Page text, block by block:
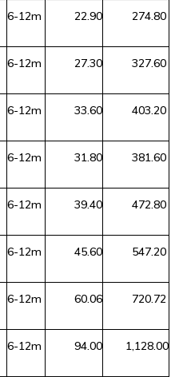
6-12m 22.90 274.80
6-12m 27.30 327.60
6-12m 33.60 403.20
6-12m 31.80 381.60
6-12m 39.40 472.80
6-12m 45.60 547.20
6-12m 60.06 720.72
6-12m 94.00 1,128.00